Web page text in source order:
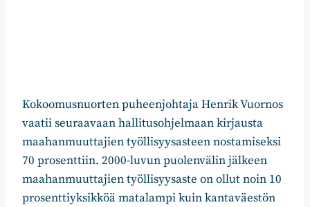
Kokoomusnuorten puheenjohtaja Henrik Vuornos
vaatii seuraavaan hallitusohjelmaan kirjausta
maahanmuuttajien työllisyysasteen nostamiseksi
70 prosenttiin. 2000-luvun puolenvälin jälkeen
maahanmuuttajien työllisyysaste on ollut noin 10
prosenttiyksikköä matalampi kuin kantaväestön